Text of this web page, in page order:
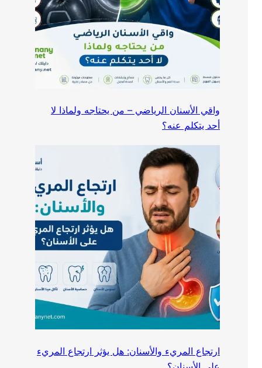
واقي الأسنان الرياضي – من يحتاجه ولماذا لا
أحد يتكلم عنه؟
ارتجاع المريء والأسنان: هل يؤثر ارتجاع المريء